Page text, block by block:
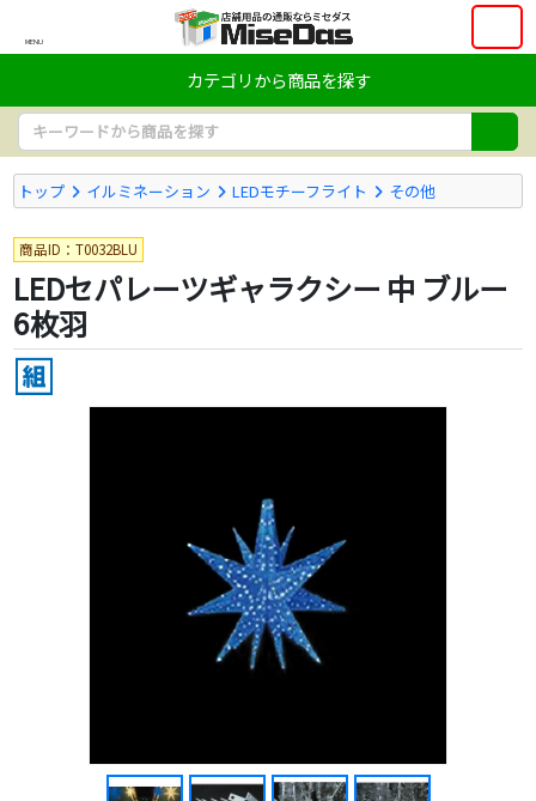
MENU
カテゴリから商品を探す
トップ イルミネーション LEDモチーフライト その他
商品ID：T0032BLU
LEDセパレーツギャラクシー 中 ブルー
6枚羽